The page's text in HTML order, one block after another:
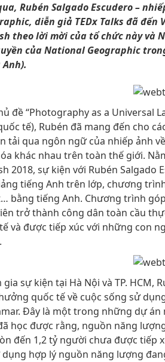
Rubén Salgado Escudero –
diễn giả TEDx Talks đã
theo lời mời của tổ chức này và
của National Geographic
đề “Photography as a Universal
tế), Rubén đã mang đến cho
tải qua ngôn ngữ của nhiếp ảnh
khác nhau trên toàn thế giới.
2018, sự kiện với Rubén
tiếng Anh trên lớp, chương
bằng tiếng Anh. Chương trình
trở thành công dân toàn cầu
và được tiếp xúc với những con
gia sự kiện tại Hà Nội và TP. HCM,
quốc tế về cuộc sống sử
Đây là một trong những dự án
học được rằng, nguồn năng
đến 1,2 tỷ người chưa được tiếp
dụng hợp lý nguồn năng lượng